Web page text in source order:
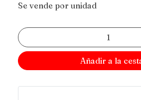
Se vende por unidad
Añadir a la